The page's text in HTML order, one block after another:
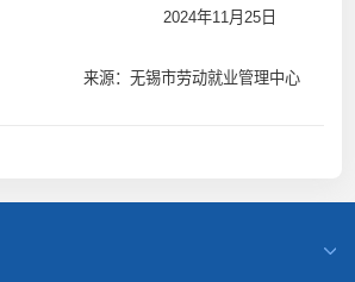
2024年11月25日
来源：无锡市劳动就业管理中心